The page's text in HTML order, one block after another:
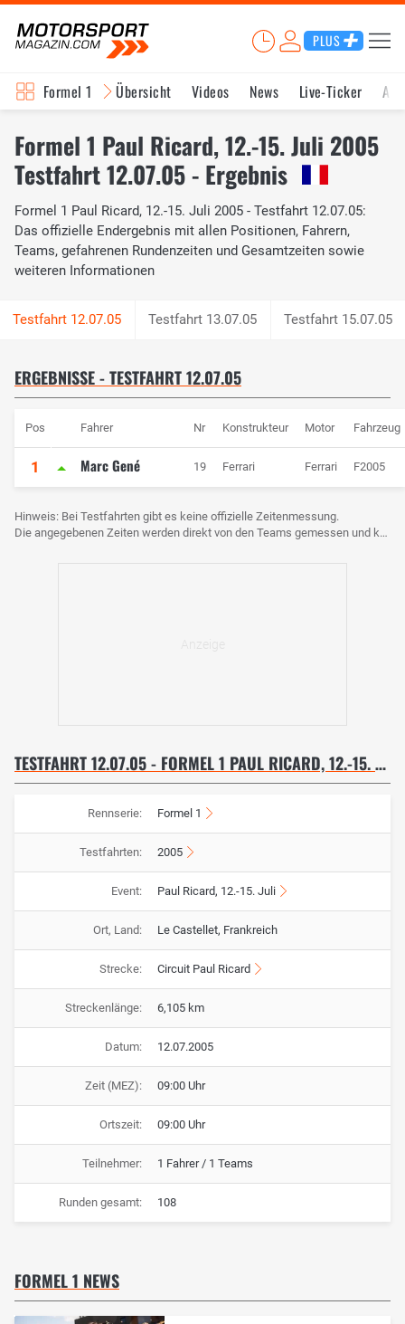
PLUS
Formel 1 Übersicht Videos News Live-Ticker
Formel 1 Paul Ricard, 12.-15. Juli 2005
Testfahrt 12.07.05 - Ergebnis
Formel 1 Paul Ricard, 12.-15. Juli 2005 - Testfahrt 12.07.05:
Das offizielle Endergebnis mit allen Positionen, Fahrern,
Teams, gefahrenen Rundenzeiten und Gesamtzeiten sowie
weiteren Informationen
Testfahrt 13.07.05 Testfahrt 15.07.05
ERGEBNISSE - TESTFAHRT 12.07.05
Pos Fahrer Nr Konstrukteur Motor Fahrzeug
1 Marc Gené 19 Ferrari Ferrari F2005
Hinweis: Bei Testfahrten gibt es keine offizielle Zeitenmessung.
Die angegebenen Zeiten werden direkt von den Teams gemessen und können voneinander abweichen.
TESTFAHRT 12.07.05 - FORMEL 1 PAUL RICARD, 12.-15. JULI
Rennserie: Formel 1
Testfahrten: 2005
Event: Paul Ricard, 12.-15. Juli
Ort, Land: Le Castellet, Frankreich
Strecke: Circuit Paul Ricard
Streckenlänge: 6,105 km
Datum: 12.07.2005
Zeit (MEZ): 09:00 Uhr
Ortszeit: 09:00 Uhr
Teilnehmer: 1 Fahrer / 1 Teams
Runden gesamt: 108
FORMEL 1 NEWS